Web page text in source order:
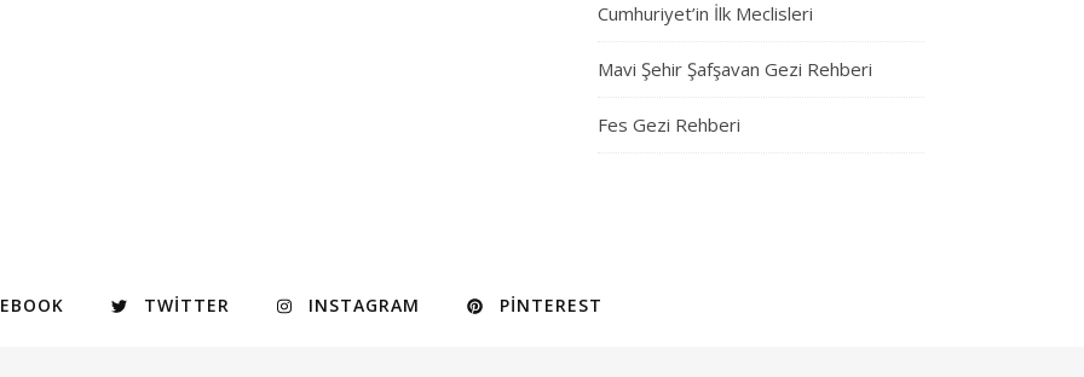
Cumhuriyet’in İlk Meclisleri
Mavi Şehir Şafşavan Gezi Rehberi
Fes Gezi Rehberi
TWITTER INSTAGRAM PINTEREST